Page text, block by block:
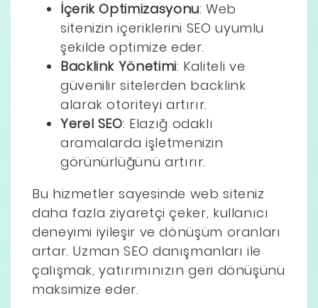
İçerik Optimizasyonu: Web
sitenizin içeriklerini SEO uyumlu
şekilde optimize eder.
Backlink Yönetimi: Kaliteli ve
güvenilir sitelerden backlink
alarak otoriteyi artırır.
Yerel SEO: Elazığ odaklı
aramalarda işletmenizin
görünürlüğünü artırır.
Bu hizmetler sayesinde web siteniz
daha fazla ziyaretçi çeker, kullanıcı
deneyimi iyileşir ve dönüşüm oranları
artar. Uzman SEO danışmanları ile
çalışmak, yatırımınızın geri dönüşünü
maksimize eder.